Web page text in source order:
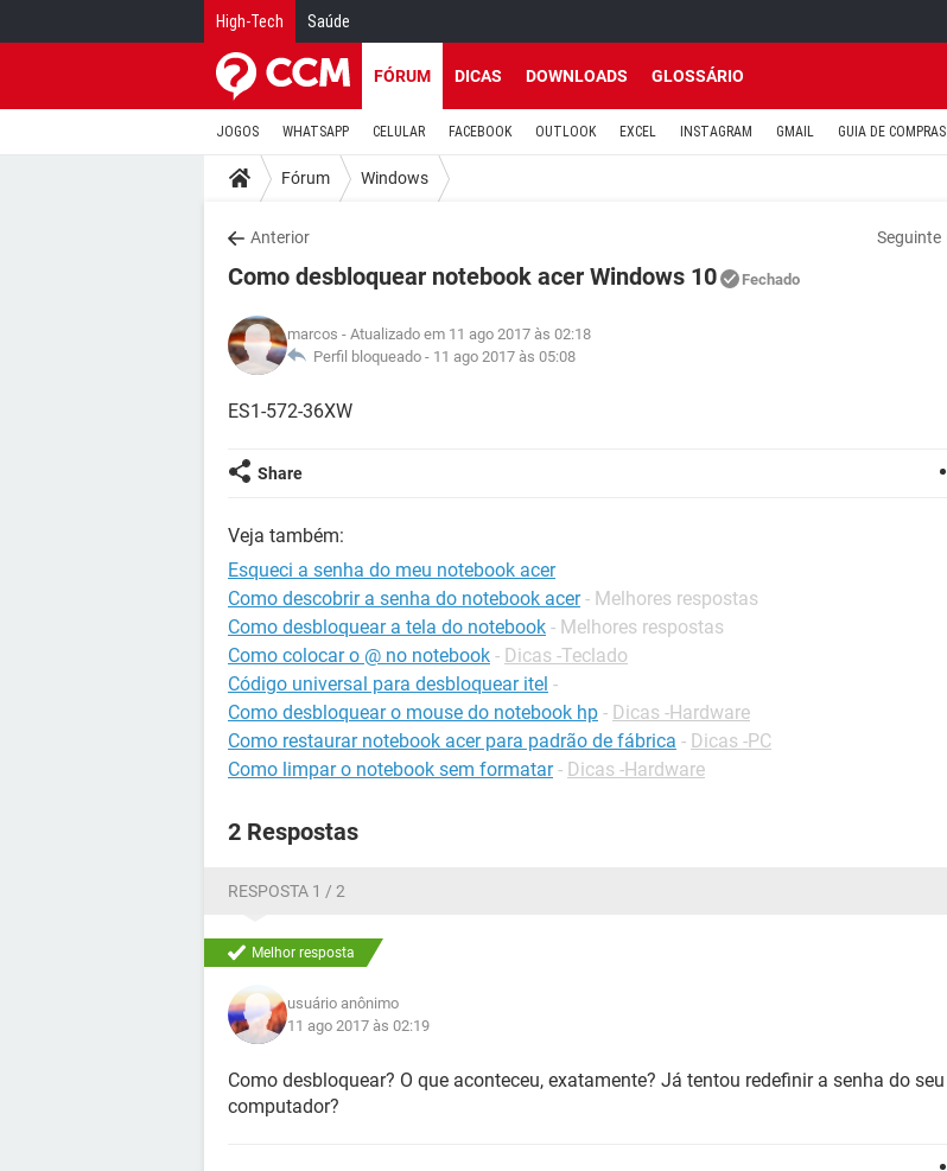
High-Tech Saúde
FÓRUM DICAS DOWNLOADS GLOSSÁRIO
JOGOS WHATSAPP CELULAR FACEBOOK OUTLOOK EXCEL INSTAGRAM GMAIL GUIA DE COMPRAS
Fórum Windows
Anterior Seguinte
Como desbloquear notebook acer Windows 10 Fechado
marcos - Atualizado em 11 ago 2017 às 02:18
Perfil bloqueado - 11 ago 2017 às 05:08
ES1-572-36XW
Share
Veja também:
Esqueci a senha do meu notebook acer
Como descobrir a senha do notebook acer - Melhores respostas
Como desbloquear a tela do notebook - Melhores respostas
Como colocar o @ no notebook - Dicas -Teclado
Código universal para desbloquear itel -
Como desbloquear o mouse do notebook hp - Dicas -Hardware
Como restaurar notebook acer para padrão de fábrica - Dicas -PC
Como limpar o notebook sem formatar - Dicas -Hardware
2 Respostas
RESPOSTA 1 / 2
Melhor resposta
usuário anônimo
11 ago 2017 às 02:19
Como desbloquear? O que aconteceu, exatamente? Já tentou redefinir a senha do seu
computador?